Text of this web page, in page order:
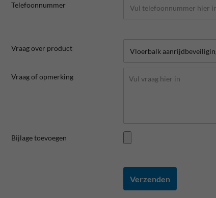
Telefoonnummer
Vraag over product
Vraag of opmerking
Bijlage toevoegen
Verzenden